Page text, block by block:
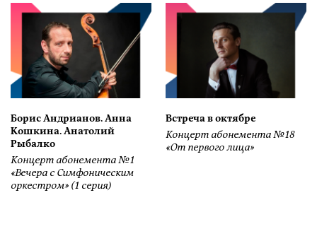
Борис Андрианов. Анна
Кошкина. Анатолий
Рыбалко
Концерт абонемента №1
«Вечера с Симфоническим
оркестром» (1 серия)
Встреча в октябре
Концерт абонемента №18
«От первого лица»